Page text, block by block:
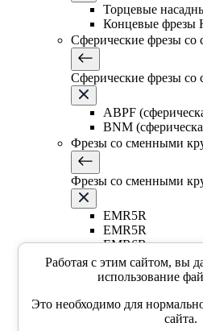
Торцевые
Концевые фрезы
Сферические фрезы
Сферические фрезы
ABPF
BNM
Фрезы со сменными
Фрезы со сменными
EMR5R
EMR5R
EMR6R
Т-образная фреза
Фасочные фрезы со
Фасочные фрезы со
Работая с этим сайтом, вы
использование
Это необходимо для
сайта.